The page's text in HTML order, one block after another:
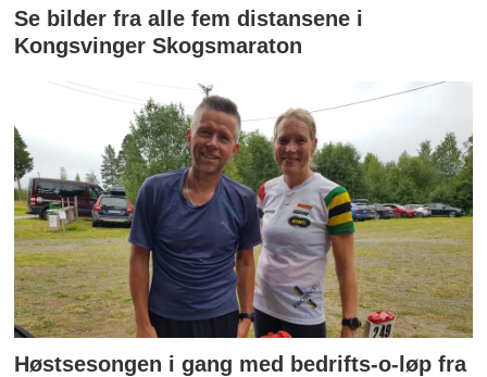
Se bilder fra alle fem distansene i
Kongsvinger Skogsmaraton
Høstsesongen i gang med bedrifts-o-løp fra